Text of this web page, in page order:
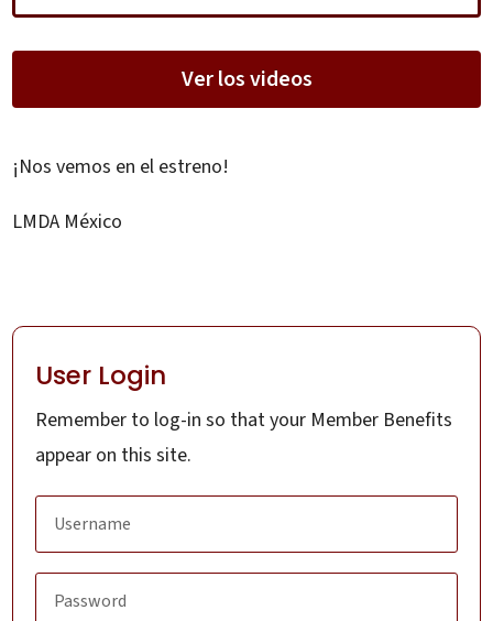
Ver los videos
¡Nos vemos en el estreno!
LMDA México
User Login
Remember to log-in so that your Member Benefits
appear on this site.